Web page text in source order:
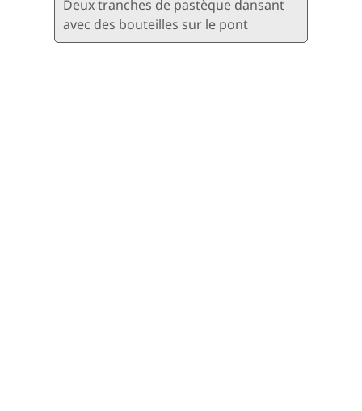
Deux tranches de pastèque dansant
avec des bouteilles sur le pont